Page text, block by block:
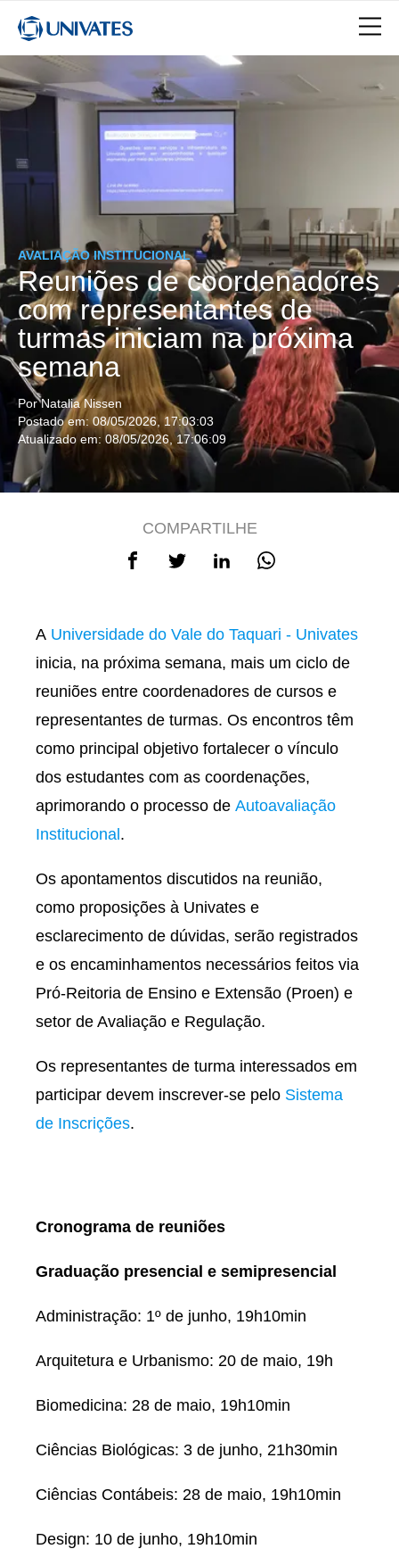
AVALIAÇÃO INSTITUCIONAL
Reuniões de coordenadores
com representantes de
turmas iniciam na próxima
semana
Por Natalia Nissen
Postado em: 08/05/2026, 17:03:03
Atualizado em: 08/05/2026, 17:06:09
COMPARTILHE
A Universidade do Vale do Taquari - Univates
inicia, na próxima semana, mais um ciclo de
reuniões entre coordenadores de cursos e
representantes de turmas. Os encontros têm
como principal objetivo fortalecer o vínculo
dos estudantes com as coordenações,
aprimorando o processo de Autoavaliação
Institucional .
Os apontamentos discutidos na reunião,
como proposições à Univates e
esclarecimento de dúvidas, serão registrados
e os encaminhamentos necessários feitos via
Pró-Reitoria de Ensino e Extensão (Proen) e
setor de Avaliação e Regulação.
Os representantes de turma interessados em
participar devem inscrever-se pelo Sistema
de Inscrições.
Cronograma de reuniões
Graduação presencial e semipresencial
Administração: 1º de junho, 19h10min
Arquitetura e Urbanismo: 20 de maio, 19h
Biomedicina: 28 de maio, 19h10min
Ciências Biológicas: 3 de junho, 21h30min
Ciências Contábeis: 28 de maio, 19h10min
Design: 10 de junho, 19h10min